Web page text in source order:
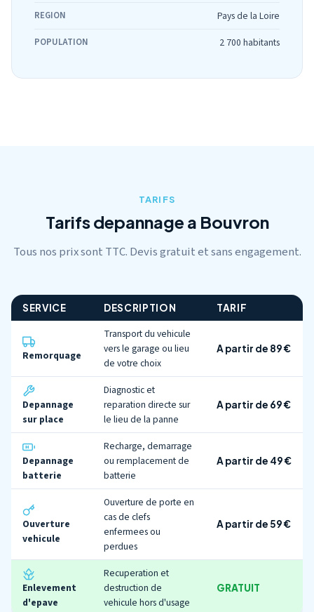
REGION Pays de la Loire
POPULATION 2 700 habitants
TARIFS
Tarifs depannage a Bouvron
Tous nos prix sont TTC. Devis gratuit et sans engagement.
SERVICE DESCRIPTION TARIF
Remorquage
Transport du vehicule
vers le garage ou lieu
de votre choix
A partir de 89 €
Depannage
sur place
Diagnostic et
reparation directe sur
le lieu de la panne
A partir de 69 €
Depannage
batterie
Recharge, demarrage
ou remplacement de
batterie
A partir de 49 €
Ouverture
vehicule
Ouverture de porte en
cas de clefs
enfermees ou
perdues
A partir de 59 €
Enlevement
d'epave
Recuperation et
destruction de
vehicule hors d'usage
GRATUIT